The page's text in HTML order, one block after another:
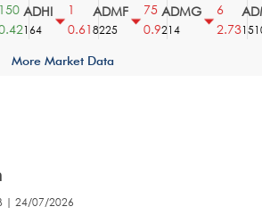
ADHI
164
0.61
ADMF
8225
75
0.9
ADMG
214
2.731510
More Market Data
| 24/07/2026